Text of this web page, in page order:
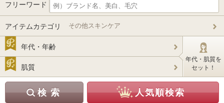
フリーワード
アイテムカテゴリ その他スキンケア
年代・年齢
肌質
年代・肌質を
セット！